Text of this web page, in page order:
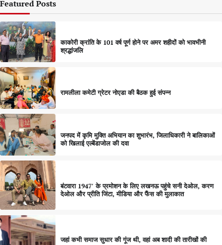
Featured Posts
काकोरी क्रांति के 101 वर्ष पूर्ण होने पर अमर शहीदों को भावभीनी
श्रद्धांजलि
रामलीला कमेटी ग्रेटर नोएडा की बैठक हुई संपन्न
जनपद में कृमि मुक्ति अभियान का शुभारंभ, जिलाधिकारी ने बालिकाओं
को खिलाई एल्बेंडाजोल की दवा
बंटवारा 1947′ के प्रमोशन के लिए लखनऊ पहुंचे सनी देओल, करण
देओल और प्रीति जिंटा, मीडिया और फैंस की मुलाकात
जहां कभी समाज सुधार की गूंज थी, वहां अब शादी की तारीखों की